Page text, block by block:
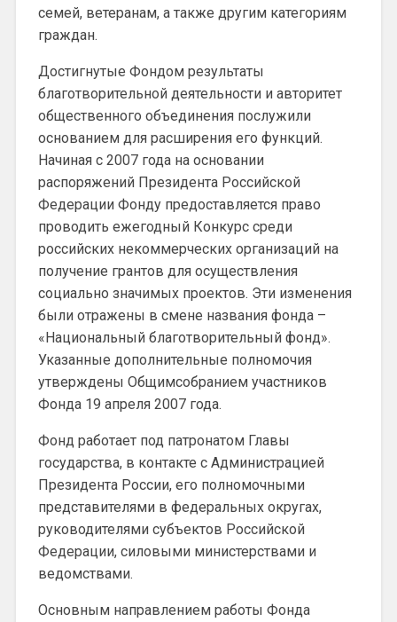
семей, ветеранам, а также другим категориям
граждан.
Достигнутые Фондом результаты
благотворительной деятельности и авторитет
общественного объединения послужили
основанием для расширения его функций.
Начиная с 2007 года на основании
распоряжений Президента Российской
Федерации Фонду предоставляется право
проводить ежегодный Конкурс среди
российских некоммерческих организаций на
получение грантов для осуществления
социально значимых проектов. Эти изменения
были отражены в смене названия фонда –
«Национальный благотворительный фонд».
Указанные дополнительные полномочия
утверждены Общимсобранием участников
Фонда 19 апреля 2007 года.
Фонд работает под патронатом Главы
государства, в контакте с Администрацией
Президента России, его полномочными
представителями в федеральных округах,
руководителями субъектов Российской
Федерации, силовыми министерствами и
ведомствами.
Основным направлением работы Фонда